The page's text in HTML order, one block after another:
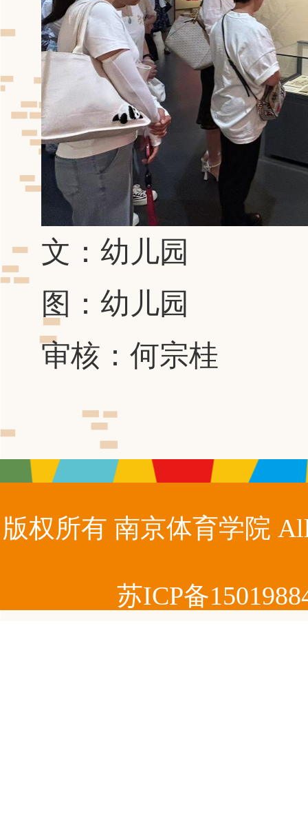
文：幼儿园
图：幼儿园
审核：何宗桂
版权所有 南京体育学院
苏ICP备